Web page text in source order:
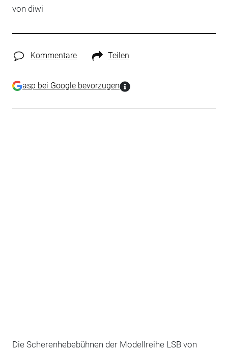
von diwi
Kommentare Teilen
asp bei Google bevorzugen
Die Scherenhebebühnen der Modellreihe LSB von